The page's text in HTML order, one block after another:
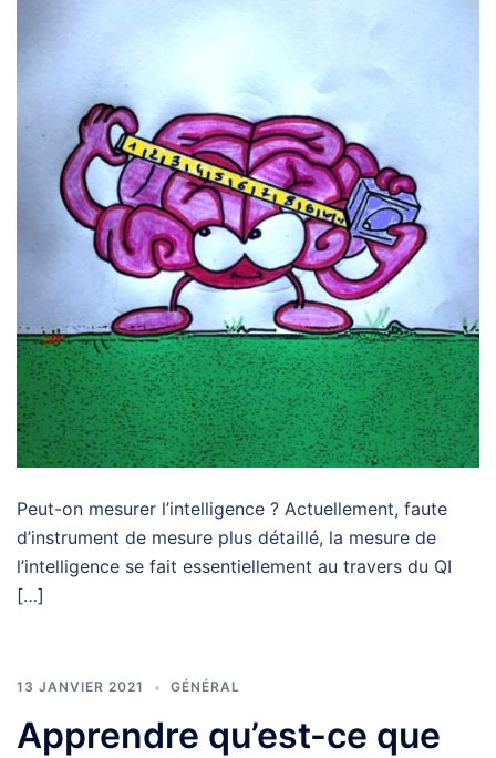
Peut-on mesurer l’intelligence ? Actuellement, faute
d’instrument de mesure plus détaillé, la mesure de
l’intelligence se fait essentiellement au travers du QI
[…]
13 JANVIER 2021 GÉNÉRAL
Apprendre qu’est-ce que